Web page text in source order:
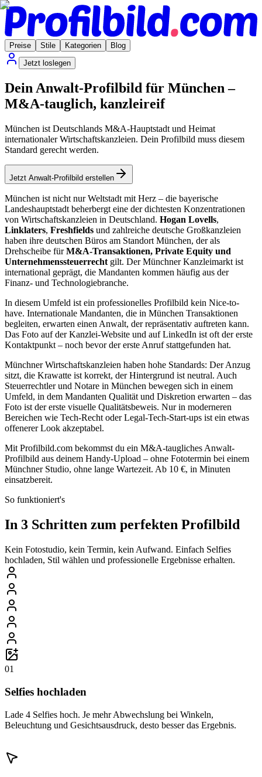
Preise Stile Kategorien
Blog
Jetzt loslegen
Dein Anwalt-Profilbild für München –
M&A-tauglich, kanzleireif
München ist Deutschlands M&A-Hauptstadt und Heimat
internationaler Wirtschaftskanzleien. Dein Profilbild muss diesem
Standard gerecht werden.
Jetzt Anwalt-Profilbild erstellen
München ist nicht nur Weltstadt mit Herz – die bayerische
Landeshauptstadt beherbergt eine der dichtesten Konzentrationen
von Wirtschaftskanzleien in Deutschland. Hogan Lovells,
Linklaters, Freshfields und zahlreiche deutsche Großkanzleien
haben ihre deutschen Büros am Standort München, der als
Drehscheibe fürM&A-Transaktionen, Private Equity und
Unternehmenssteuerrecht gilt. Der Münchner Kanzleimarkt ist
international geprägt, die Mandanten kommen häufig aus der
Finanz- und Technologiebranche.
In diesem Umfeld ist ein professionelles Profilbild kein Nice-to-
have. Internationale Mandanten, die in München Transaktionen
begleiten, erwarten einen Anwalt, der repräsentativ auftreten kann.
Das Foto auf der Kanzlei-Website und auf LinkedIn ist oft der erste
Kontaktpunkt – noch bevor der erste Anruf stattgefunden hat.
Münchner Wirtschaftskanzleien haben hohe Standards: Der Anzug
sitzt, die Krawatte ist korrekt, der Hintergrund ist neutral. Auch
Steuerrechtler und Notare in München bewegen sich in einem
Umfeld, in dem Mandanten Qualität und Diskretion erwarten – das
Foto ist der erste visuelle Qualitätsbeweis. Nur in moderneren
Bereichen wie Tech-Recht oder Legal-Tech-Start-ups ist ein etwas
offenerer Look akzeptabel.
Mit Profilbild.com bekommst du ein M&A-taugliches Anwalt-
Profilbild aus deinem Handy-Upload – ohne Fototermin bei einem
Münchner Studio, ohne lange Wartezeit. Ab 10 €, in Minuten
einsatzbereit.
So funktioniert's
In 3 Schritten zum perfekten Profilbild
Kein Fotostudio, kein Termin, kein Aufwand. Einfach Selfies
hochladen, Stil wählen und professionelle Ergebnisse erhalten.
01
Selfies hochladen
Lade 4 Selfies hoch. Je mehr Abwechslung bei Winkeln,
Beleuchtung und Gesichtsausdruck, desto besser das Ergebnis.